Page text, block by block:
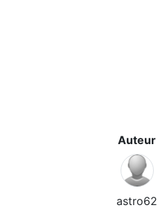
Auteur
astro62